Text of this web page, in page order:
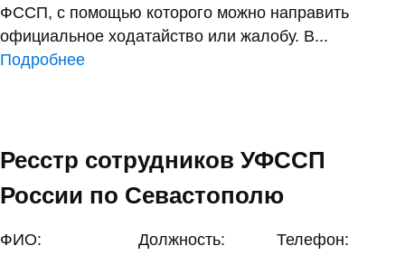
ФССП, с помощью которого можно направить
официальное ходатайство или жалобу. В...
Подробнее
Ресстр сотрудников УФССП
России по Севастополю
ФИО: Должность: Телефон: